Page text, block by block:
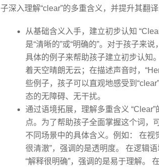
子深入理解“clear”的多重含义，并提升其翻译
从基础含义入手，建立初步认知
是“清晰的”或“明确的”。对于孩子来
具体的例子来帮助孩子建立初步认知
着天空晴朗无云；在描述声音时，
些例子，孩子可以直观地感受到
态的无障碍、无干扰。
通过语境拓展，理解多重含义
点。为了帮助孩子全面掌握这个词，
不同场景中的具体含义。例如： 在视
很清澈”，强调的是透明度。 在逻辑
“解释很明确”，强调的是易于理解。